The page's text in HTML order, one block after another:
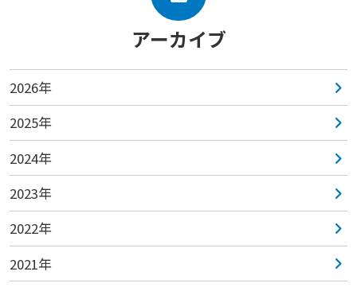
アーカイブ
2026年
2025年
2024年
2023年
2022年
2021年